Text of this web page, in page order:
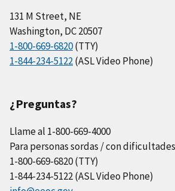
131 M Street, NE
Washington, DC 20507
1-800-669-6820(TTY)
1-844-234-5122(ASL Video Phone)
¿Preguntas?
Llame al 1-800-669-4000
Para personas sordas / con
1-800-669-6820 (TTY)
1-844-234-5122 (ASL Video Phone)